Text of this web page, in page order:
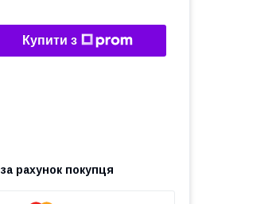
Купити з
за рахунок покупця